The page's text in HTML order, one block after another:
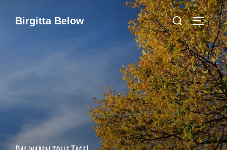
InhaltBirgitta Below
Suchen
nach: